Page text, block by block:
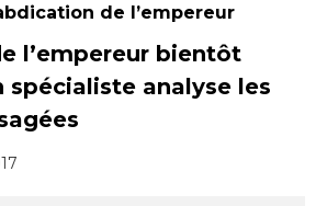
Русский
de l’empereur
l’empereur bientôt
spécialiste analyse les